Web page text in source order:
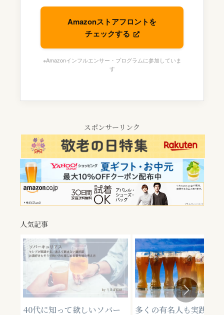
Amazonストアフロントを
チェックする
※Amazonインフルエンサー・プログラムに参加していま
す
スポンサーリンク
人気記事
40代に知って欲しいソバー
多くの有名人も実践し